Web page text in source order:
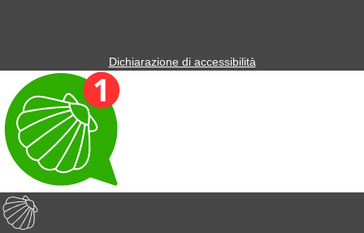
Dichiarazione di accessibilità